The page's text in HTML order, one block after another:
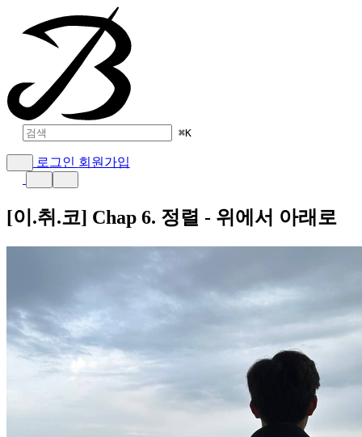
⌘K
로그인 회원가입
[이.취.코] Chap 6. 정렬 - 위에서 아래로